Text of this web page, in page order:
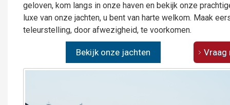
geloven, kom langs in onze haven en bekijk onze
luxe van onze jachten, u bent van harte welkom. Maak
teleurstelling, door afwezigheid, te voorkomen.
Bekijk onze jachten Vraag